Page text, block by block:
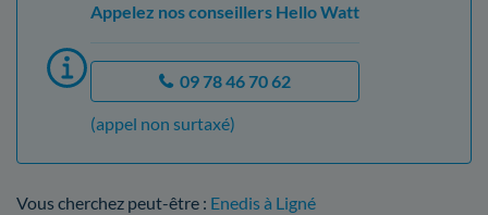
Appelez nos conseillers Hello Watt
09 78 46 70 62
(appel non surtaxé)
Vous cherchez peut-être : Enedis à Ligné